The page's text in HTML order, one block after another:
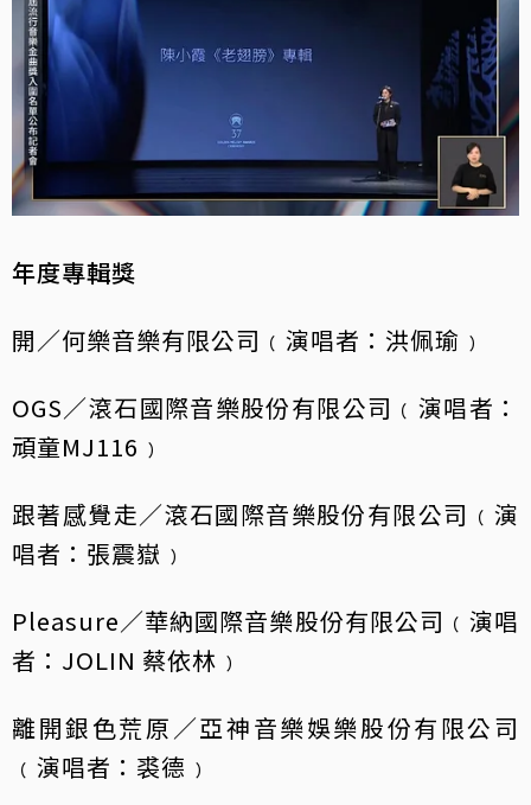
年度專輯獎
開／何樂音樂有限公司﹙演唱者：洪佩瑜﹚
OGS／滾石國際音樂股份有限公司﹙演唱者：
頑童MJ116﹚
跟著感覺走／滾石國際音樂股份有限公司﹙演
唱者：張震嶽﹚
Pleasure／華納國際音樂股份有限公司﹙演唱
者：JOLIN 蔡依林﹚
離開銀色荒原／亞神音樂娛樂股份有限公司
﹙演唱者：裘德﹚